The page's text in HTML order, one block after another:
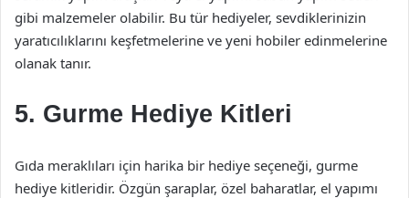
gibi malzemeler olabilir. Bu tür hediyeler, sevdiklerinizin
yaratıcılıklarını keşfetmelerine ve yeni hobiler edinmelerine
olanak tanır.
5. Gurme Hediye Kitleri
Gıda meraklıları için harika bir hediye seçeneği, gurme
hediye kitleridir. Özgün şaraplar, özel baharatlar, el yapımı